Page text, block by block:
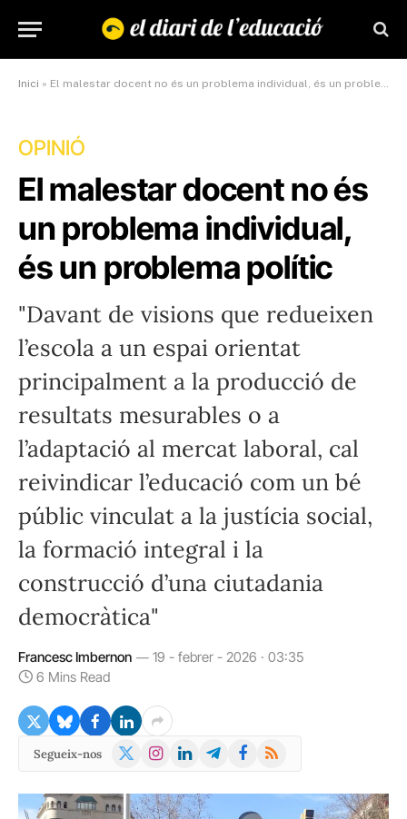
Inici » El malestar docent no és un problema individual, és un problema polític
OPINIÓ
El malestar docent no és
un problema individual,
és un problema polític
"Davant de visions que redueixen
l’escola a un espai orientat
principalment a la producció de
resultats mesurables o a
l’adaptació al mercat laboral, cal
reivindicar l’educació com un bé
públic vinculat a la justícia social,
la formació integral i la
construcció d’una ciutadania
democràtica"
Francesc Imbernon
19 - febrer - 2026 · 03:35
6 Mins Read
Segueix-nos
X
Instagram
LinkedInTelegramFacebook
RSS